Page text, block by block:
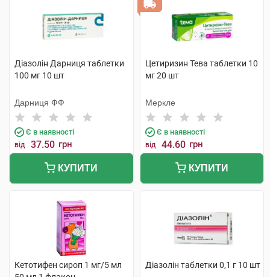
Діазолін Дарниця таблетки
100 мг 10 шт
Дарниця ФФ
Є в наявності
від 37.50 грн
КУПИТИ
Цетиризин Тева таблетки 10
мг 20 шт
Меркле
Є в наявності
від 44.60 грн
КУПИТИ
Кетотифен сироп 1 мг/5 мл
Діазолін таблетки 0,1 г 10 шт